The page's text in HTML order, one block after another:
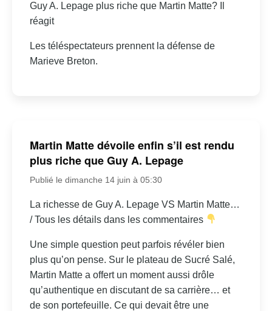
Guy A. Lepage plus riche que Martin Matte? Il
réagit
Les téléspectateurs prennent la défense de
Marieve Breton.
Martin Matte dévoile enfin s’il est rendu
plus riche que Guy A. Lepage
Publié le dimanche 14 juin à 05:30
La richesse de Guy A. Lepage VS Martin Matte…
/ Tous les détails dans les commentaires
Une simple question peut parfois révéler bien
plus qu’on pense. Sur le plateau de Sucré Salé,
Martin Matte a offert un moment aussi drôle
qu’authentique en discutant de sa carrière… et
de son portefeuille. Ce qui devait être une